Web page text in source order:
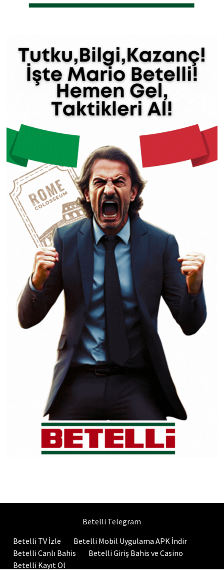
Betelli Telegram
Betelli TV İzle
Betelli Mobil Uygulama APK İndir
Betelli Canlı Bahis
Betelli Giriş Bahis ve Casino
Betelli Kayıt Ol